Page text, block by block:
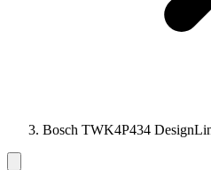
Bosch TWK4P434